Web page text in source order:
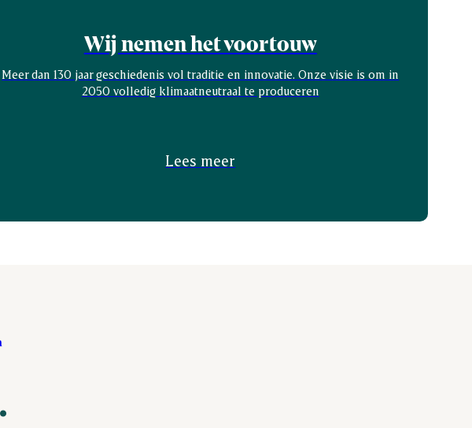
Wij nemen het voortouw
Meer dan 130 jaar geschiedenis vol traditie en innovatie. Onze visie is om in
2050 volledig klimaatneutraal te produceren
Lees meer